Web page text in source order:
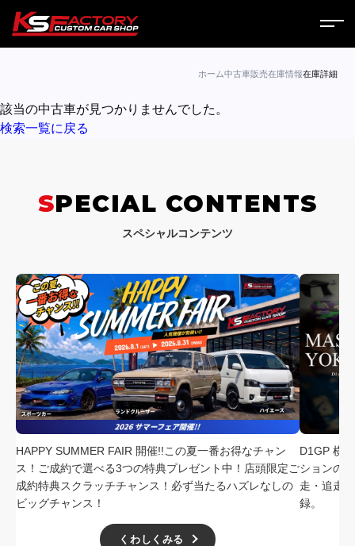
サービス
営業日
お問い合わせ
採用情報
店舗問い合わせ
ホーム中古車販売在庫情報在庫詳細
該当の中古車が見つかりませんでした。
検索一覧に戻る
SPECIAL CONTENTS
スペシャルコンテンツ
HAPPY SUMMER FAIR 開催!!この夏一番お得なチャン
ス！ご成約で選べる3つの特典プレゼント中！店頭限定ご
成約特典スクラッチチャンス！必ず当たるハズレなしの
ビッグチャンス！
くわしくみる
D1GP 横
ションの
走・追走
録。